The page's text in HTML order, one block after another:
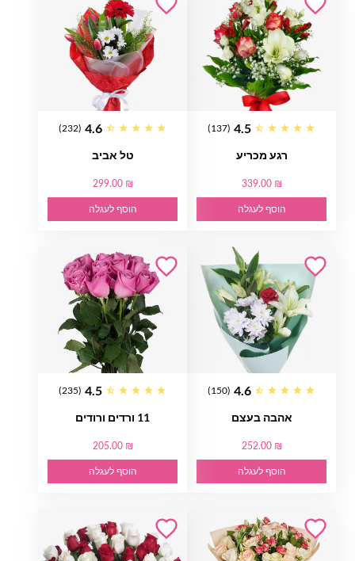
4.5
(137)
רגע מכריע
339.00 ₪
הוסף לעגלה
4.6
(232)
טל אביב
299.00 ₪
הוסף לעגלה
4.6
(150)
אהבה בעצם
252.00 ₪
הוסף לעגלה
4.5
(235)
11 ורדים ורודים
205.00 ₪
הוסף לעגלה